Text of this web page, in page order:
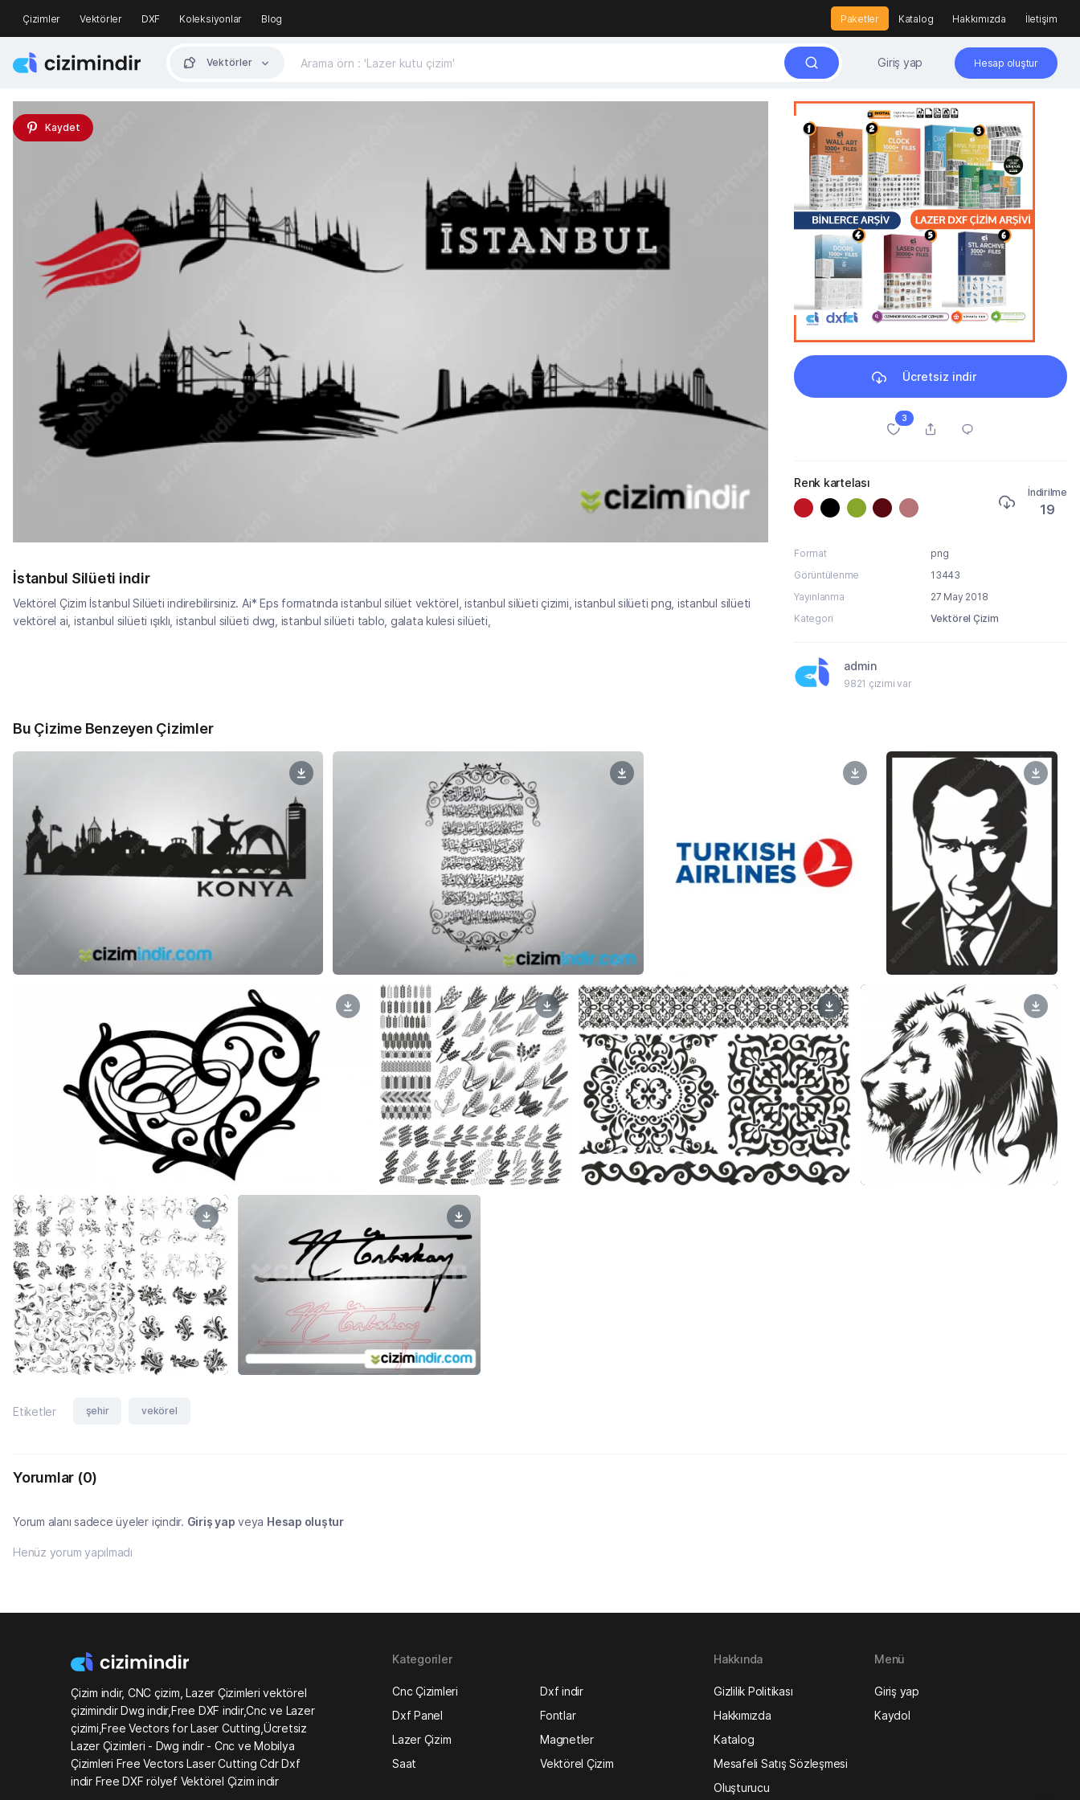
Çizimler Vektörler DXF Koleksiyonlar Blog Paketler Katalog Hakkımızda İletişim
Vektörler Giriş yap Hesap oluştur
Kaydet
İstanbul Silüeti indir
Vektörel Çizim İstanbul Silüeti indirebilirsiniz. Ai* Eps formatında istanbul silüet vektörel, istanbul silüeti çizimi, istanbul silüeti png, istanbul silüeti
vektörel ai, istanbul silüeti ışıklı, istanbul silüeti dwg, istanbul silüeti tablo, galata kulesi silüeti,
Ücretsiz indir
3
Renk kartelası
İndirilme
19
Format
png
Görüntülenme
13443
Yayınlanma
27 May 2018
Kategori
Vektörel Çizim
admin
9821 çizimi var
Bu Çizime Benzeyen Çizimler
Etiketler şehir vekörel
Yorumlar (0)
Yorum alanı sadece üyeler içindir. Giriş yap veya Hesap oluştur
Henüz yorum yapılmadı
Çizim indir, CNC çizim, Lazer Çizimleri vektörel
çizimindir Dwg indir,Free DXF indir,Cnc ve Lazer
çizimi,Free Vectors for Laser Cutting,Ücretsiz
Lazer Çizimleri - Dwg indir - Cnc ve Mobilya
Çizimleri Free Vectors Laser Cutting Cdr Dxf
indir Free DXF rölyef Vektörel Çizim indir
Kategoriler
Cnc Çizimleri
Dxf indir
Dxf Panel
Fontlar
Lazer Çizim
Magnetler
Saat
Vektörel Çizim
Hakkında
Gizlilik Politikası
Hakkımızda
Katalog
Mesafeli Satış Sözleşmesi
Oluşturucu
Menü
Giriş yap
Kaydol